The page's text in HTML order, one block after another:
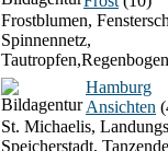
Frostblumen,
Spinnennetz,
Hamburg
Ansichten
St. Michaelis,
Speicherstadt,